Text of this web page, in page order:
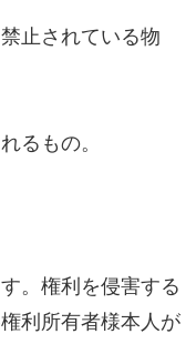
止されている物
るもの。
。権利を侵害する
利所有者様本人が